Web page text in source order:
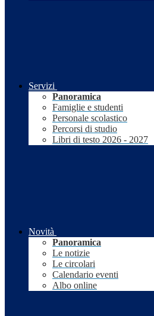
Servizi
Panoramica
Famiglie e studenti
Personale scolastico
Percorsi di studio
Libri di testo 2026 - 2027
Novità
Panoramica
Le notizie
Le circolari
Calendario eventi
Albo online